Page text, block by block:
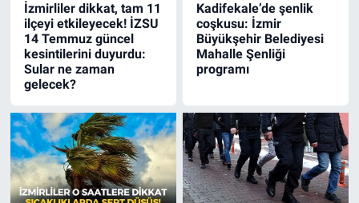
İzmirliler dikkat, tam 11
ilçeyi etkileyecek! İZSU
14 Temmuz güncel
kesintilerini duyurdu:
Sular ne zaman
gelecek?
Kadifekale’de şenlik
coşkusu: İzmir
Büyükşehir Belediyesi
Mahalle Şenliği
programı